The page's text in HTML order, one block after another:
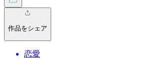
作品をシェア
恋愛